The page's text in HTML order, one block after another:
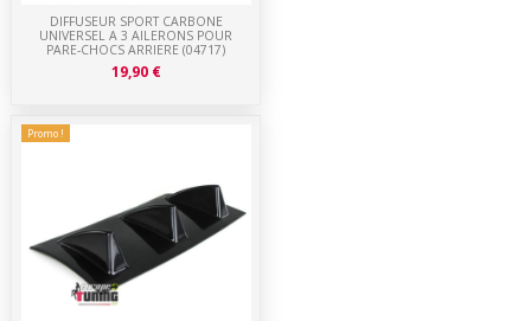
Promo !
DIFFUSEUR SPORT CARBONE
UNIVERSEL A 3 AILERONS POUR
PARE-CHOCS ARRIERE (04717)
19,90 €